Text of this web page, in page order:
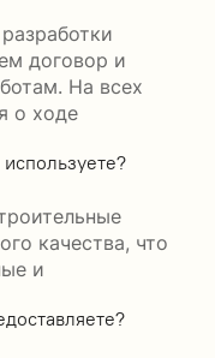
договор и
На всех
о ходе
качества, что
и